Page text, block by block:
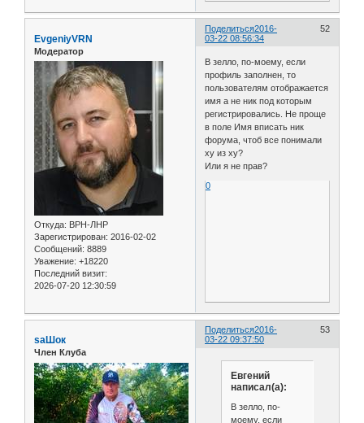
Поделиться 52
2016-
03-22 08:56:34
EvgeniyVRN
Модератор
Откуда: ВРН-ЛНР
Зарегистрирован: 2016-02-02
Сообщений: 8889
Уважение: +18220
Последний визит:
2026-07-20 12:30:59
В зелло, по-моему, если
профиль заполнен, то
пользователям отображается
имя а не ник под которым
регистрировались. Не проще
в поле Имя вписать ник
форума, чтоб все понимали
ху из ху?
Или я не прав?
0
Поделиться 53
2016-
03-22 09:37:50
saШок
Член Клуба
Евгений
написал(а):
В зелло, по-
моему, если